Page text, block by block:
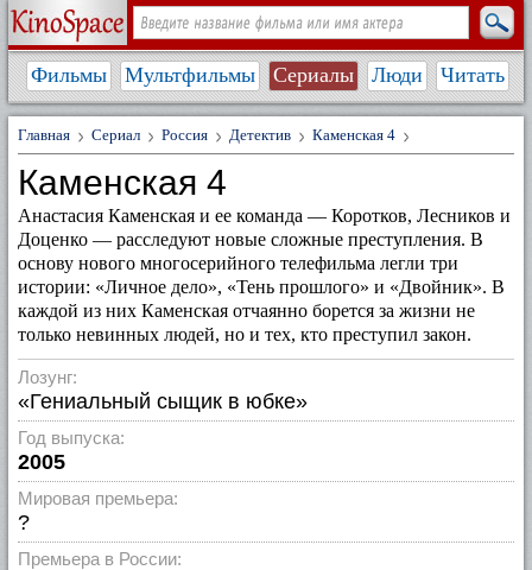
Фильмы Мультфильмы Сериалы Люди Читать
Главная Сериал Россия Детектив Каменская 4
Каменская 4
Анастасия Каменская и ее команда — Коротков, Лесников и
Доценко — расследуют новые сложные преступления. В
основу нового многосерийного телефильма легли три
истории: «Личное дело», «Тень прошлого» и «Двойник». В
каждой из них Каменская отчаянно борется за жизни не
только невинных людей, но и тех, кто преступил закон.
Лозунг:
«Гениальный сыщик в юбке»
Год выпуска:
2005
Мировая премьера:
?
Премьера в России: